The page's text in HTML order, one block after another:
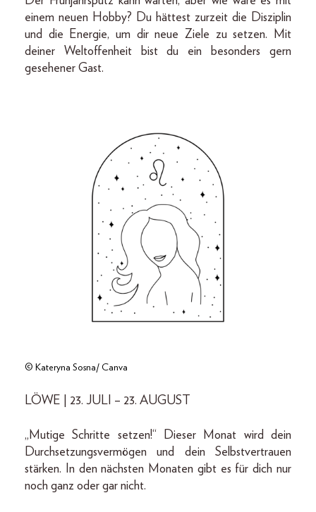
einem neuen Hobby? Du hättest zurzeit die Disziplin
und die Energie, um dir neue Ziele zu setzen. Mit
deiner Weltoffenheit bist du ein besonders gern
gesehener Gast.
© Kateryna Sosna/ Canva
LÖWE | 23. JULI – 23. AUGUST
„Mutige Schritte setzen!“ Dieser Monat wird dein
Durchsetzungsvermögen und dein Selbstvertrauen
stärken. In den nächsten Monaten gibt es für dich nur
noch ganz oder gar nicht.